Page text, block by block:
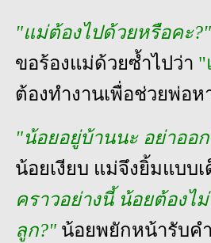
"แม่ต้องไปด้วยหรือคะ?"
ขอร้องแม่ด้วยซ้ำไปว่า "
ต้องทำงานเพื่อช่วยพ่อห
"น้อยอยู่บ้านนะ อย่าออ
น้อยเงียบ แม่จึงยิ้มแบบ
คราวอย่างนี้ น้อยต้องไ
ลูก?" น้อยพยักหน้ารับค